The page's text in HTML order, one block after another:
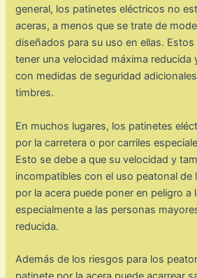
general, los patinetes eléctricos no
aceras, a menos que se trate de
diseñados para su uso en ellas.
tener una velocidad máxima reducida
con medidas de seguridad
timbres.
En muchos lugares, los patinetes
por la carretera o por carriles
Esto se debe a que su velocidad y
incompatibles con el uso peatonal de
por la acera puede poner en peligro a
especialmente a las personas
reducida.
Además de los riesgos para los